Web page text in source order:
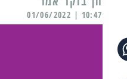
10:47 | 01/06/2022